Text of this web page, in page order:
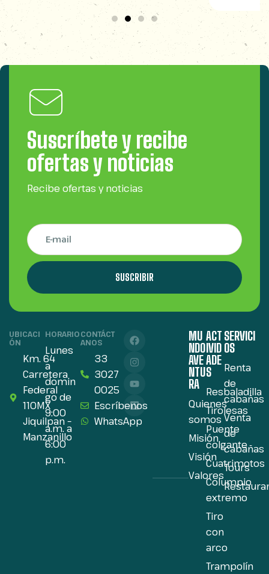
Suscríbete y recibe
ofertas y noticias
Recibe ofertas y noticias
SUSCRIBIR
UBICACI
ÓN
Km. 64
Carretera
Federal
110MX
Jiquilpan –
Manzanillo
HORARIO
Lunes
a
domin
go de
9:00
a.m. a
6:00
p.m.
CONTÁCT
ANOS
33
3027
0025
Escríbenos
WhatsApp
MU
NDO
AVE
NTU
RA
Quienes
somos
Misión
Visión
Valores
ACT
IVID
ADE
S
Resbaladilla
Tirolesas
Puente
colgante
Cuatrimotos
Columpio
extremo
Tiro
con
arco
Trampolín
SERVICI
OS
Renta
de
cabañas
Venta
de
cabañas
Tours